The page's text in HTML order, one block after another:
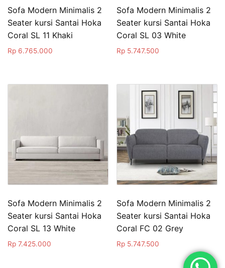
Sofa Modern Minimalis 2
Seater kursi Santai Hoka
Coral SL 11 Khaki
Rp 6.765.000
Sofa Modern Minimalis 2
Seater kursi Santai Hoka
Coral SL 03 White
Rp 5.747.500
Sofa Modern Minimalis 2
Seater kursi Santai Hoka
Coral SL 13 White
Rp 7.425.000
Sofa Modern Minimalis 2
Seater kursi Santai Hoka
Coral FC 02 Grey
Rp 5.747.500